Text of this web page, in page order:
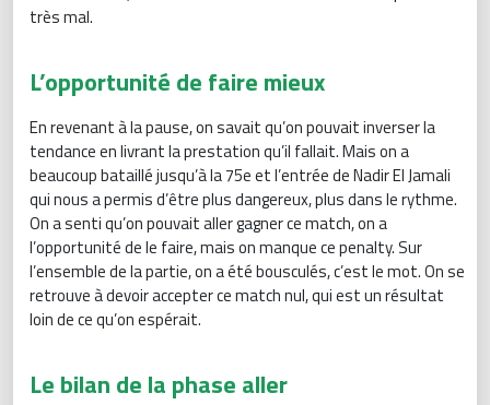
très mal.
L’opportunité de faire mieux
En revenant à la pause, on savait qu’on pouvait inverser la
tendance en livrant la prestation qu’il fallait. Mais on a
beaucoup bataillé jusqu’à la 75e et l’entrée de Nadir El Jamali
qui nous a permis d’être plus dangereux, plus dans le rythme.
On a senti qu’on pouvait aller gagner ce match, on a
l’opportunité de le faire, mais on manque ce penalty. Sur
l’ensemble de la partie, on a été bousculés, c’est le mot. On se
retrouve à devoir accepter ce match nul, qui est un résultat
loin de ce qu’on espérait.
Le bilan de la phase aller